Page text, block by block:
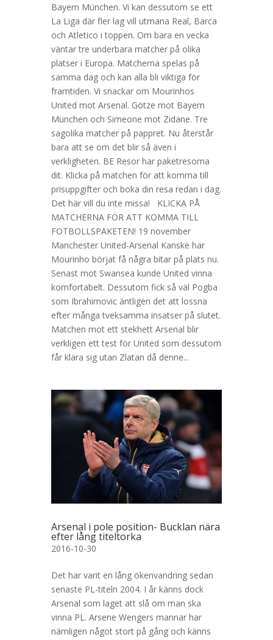
Bayern München. Vi kan dessutom se ett
La Liga där fler lag vill utmana Real, Barca
och Atletico i toppen. Om bara en vecka
väntar tre underbara matcher på olika
platser i Europa. Matcherna spelas på
samma dag och kan alla bli viktiga för
framtiden. Vi snackar om Mourinhos
United mot Arsenal. Götze mot Bayern
München och Simeone mot Zidane. Tre
sagolika matcher på pappret. Nu återstår
bara att se om det blir så även i
verkligheten. BE Resor har paketresorna
dit. Klicka på matchen för att komma till
prisuppgifter och boka din resa redan i dag.
Det här vill du inte missa! KLICKA PÅ
MATCHERNA FÖR ATT KOMMA TILL
FOTBOLLSPAKETEN! 19 november
Manchester United-Arsenal Kanske har
Mourinho börjat få några bitar på plats nu.
Senast mot Swansea kunde United vinna
komfortabelt. Dessutom fick så väl Pogba
som Ibrahimovic äntligen det att lossna
efter många tveksamma insatser på slutet.
Matchen mot ett stekhett Arsenal blir
verkligen ett test för United som dessutom
får klara sig utan Zlatan då denne...
Arsenal i pole position- Bucklan nära
efter lång titeltorka
2016-10-30
Det har varit en lång ökenvandring sedan
senaste PL-titeln 2004. I år känns dock
Arsenal som laget att slå om man ska
vinna PL. Arsene Wengers mannar har
nämligen något stort på gång och känns